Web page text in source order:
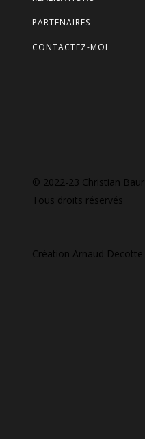
PARTENAIRES
CONTACTEZ-MOI
© 2022-23 Christian Baur
Tous droits réservés
Création Arnaud Decotte